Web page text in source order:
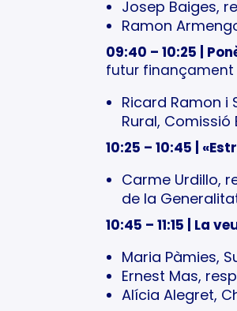
Josep Baiges,
Ramon
09:40 – 10:25 |
futur finançament
Ricard Ramon i
Rural, Comissió
10:25 – 10:45 |
Carme Urdillo,
de la
10:45 – 11:15 | La
Maria Pàmies,
Ernest Mas,
Alícia Alegret,